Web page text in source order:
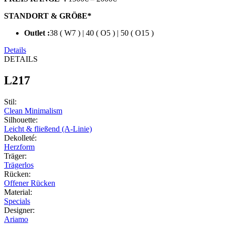
STANDORT & GRÖßE*
Outlet :38 ( W7 ) | 40 ( O5 ) | 50 ( O15 )
Details
DETAILS
L217
Stil:
Clean Minimalism
Silhouette:
Leicht & fließend (A-Linie)
Dekolleté:
Herzform
Träger:
Trägerlos
Rücken:
Offener Rücken
Material:
Specials
Designer:
Ariamo